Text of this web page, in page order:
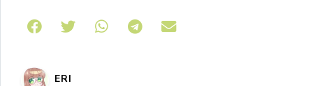
Share on Telegram
ERI